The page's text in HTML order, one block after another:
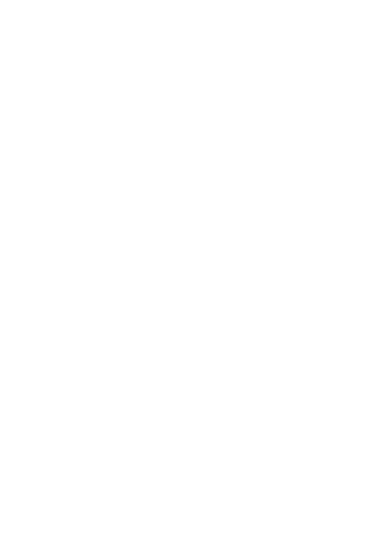
All Inclusive resort přímo na jemné
se nachází bohatý korálový útes a mnoho